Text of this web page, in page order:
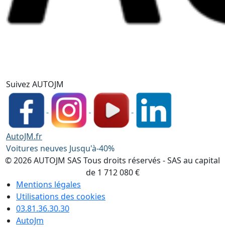
Suivez AUTOJM
AutoJM.fr
Voitures neuves Jusqu'à-40%
© 2026 AUTOJM SAS Tous droits réservés - SAS au capital
de 1 712 080 €
Mentions légales
Utilisations des cookies
03.81.36.30.30
AutoJm